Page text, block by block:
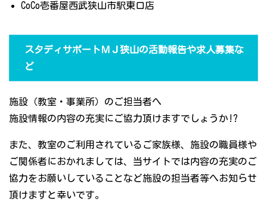
CoCo壱番屋西武狭山市駅東口店
スタディサポートＭＪ狭山の活動報告や求人募集な
ど
施設（教室・事業所）のご担当者へ
施設情報の内容の充実にご協力頂けますでしょうか!?
また、教室のご利用されているご家族様、施設の職員様や
ご関係者におかれましては、当サイトでは内容の充実のご
協力をお願いしていることなど施設の担当者等へお知らせ
頂けますと幸いです。